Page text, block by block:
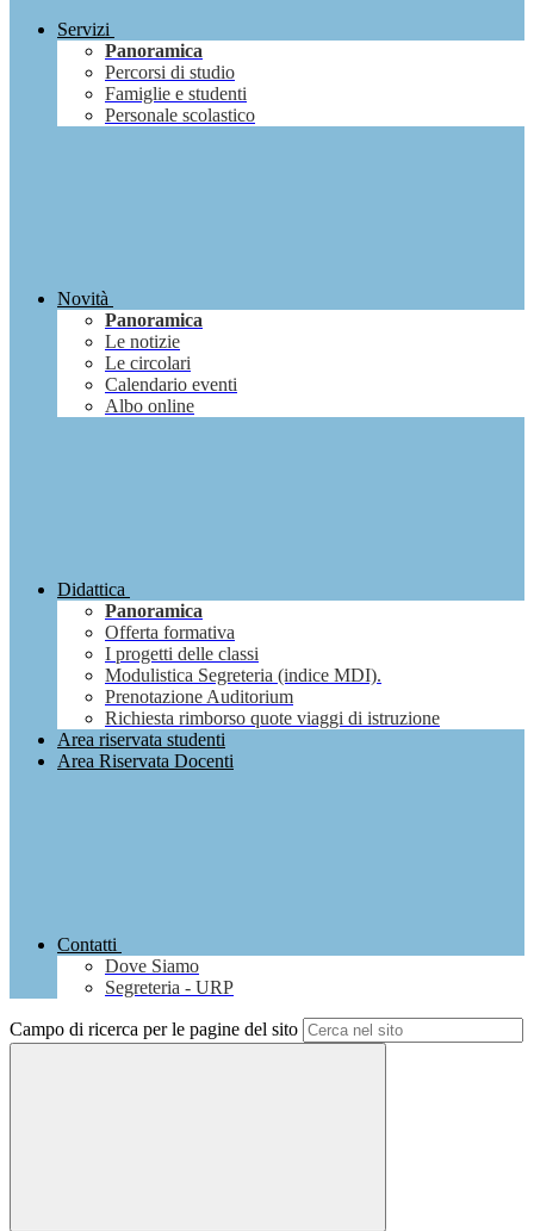
Servizi
Panoramica
Percorsi di studio
Famiglie e studenti
Personale scolastico
Novità
Panoramica
Le notizie
Le circolari
Calendario eventi
Albo online
Didattica
Panoramica
Offerta formativa
I progetti delle classi
Modulistica Segreteria (indice MDI).
Prenotazione Auditorium
Richiesta rimborso quote viaggi di istruzione
Area riservata studenti
Area Riservata Docenti
Contatti
Dove Siamo
Segreteria - URP
Campo di ricerca per le pagine del sito